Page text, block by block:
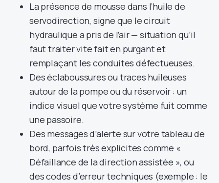
La présence de mousse dans l’huile de
servodirection, signe que le circuit
hydraulique a pris de l’air — situation qu’il
faut traiter vite fait en purgant et
remplaçant les conduites défectueuses.
Des éclaboussures ou traces huileuses
autour de la pompe ou du réservoir : un
indice visuel que votre système fuit comme
une passoire.
Des messages d’alerte sur votre tableau de
bord, parfois très explicites comme «
Défaillance de la direction assistée », ou
des codes d’erreur techniques (exemple : le